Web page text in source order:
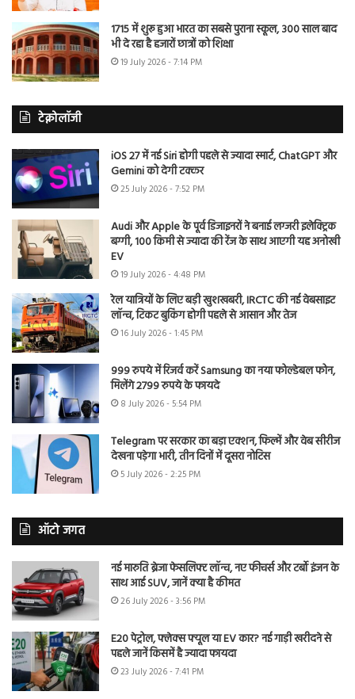
1715 में शुरू हुआ भारत का सबसे पुराना स्कूल, 300 साल बाद
भी दे रहा है हजारों छात्रों को शिक्षा
19 July 2026 - 7:14 PM
टेक्नोलॉजी
iOS 27 में नई Siri होगी पहले से ज्यादा स्मार्ट, ChatGPT और
Gemini को देगी टक्कर
25 July 2026 - 7:52 PM
Audi और Apple के पूर्व डिजाइनरों ने बनाई लग्जरी इलेक्ट्रिक
बग्गी, 100 किमी से ज्यादा की रेंज के साथ आएगी यह अनोखी
EV
19 July 2026 - 4:48 PM
रेल यात्रियों के लिए बड़ी खुशखबरी, IRCTC की नई वेबसाइट
लॉन्च, टिकट बुकिंग होगी पहले से आसान और तेज
16 July 2026 - 1:45 PM
999 रुपये में रिजर्व करें Samsung का नया फोल्डेबल फोन,
मिलेंगे 2799 रुपये के फायदे
8 July 2026 - 5:54 PM
Telegram पर सरकार का बड़ा एक्शन, फिल्में और वेब सीरीज
देखना पड़ेगा भारी, तीन दिनों में दूसरा नोटिस
5 July 2026 - 2:25 PM
ऑटो जगत
नई मारुति ब्रेजा फेसलिफ्ट लॉन्च, नए फीचर्स और टर्बो इंजन के
साथ आई SUV, जानें क्या है कीमत
26 July 2026 - 3:56 PM
E20 पेट्रोल, फ्लेक्स फ्यूल या EV कार? नई गाड़ी खरीदने से
पहले जानें किसमें है ज्यादा फायदा
23 July 2026 - 7:41 PM